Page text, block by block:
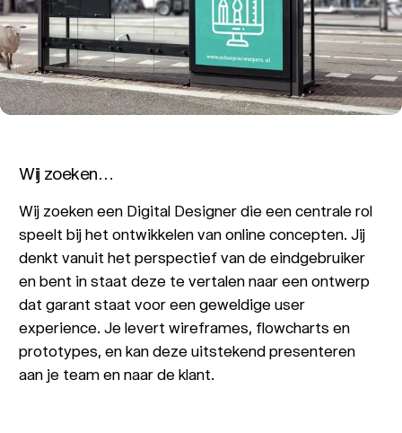
Wij zoeken…
Wij zoeken een Digital Designer die een centrale rol
speelt bij het ontwikkelen van online concepten. Jij
denkt vanuit het perspectief van de eindgebruiker
en bent in staat deze te vertalen naar een ontwerp
dat garant staat voor een geweldige user
experience. Je levert wireframes, flowcharts en
prototypes, en kan deze uitstekend presenteren
aan je team en naar de klant.